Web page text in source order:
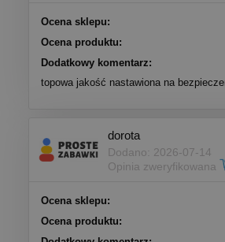
Ocena sklepu:
Ocena produktu:
Dodatkowy komentarz:
topowa jakość nastawiona na
dorota
Dodano: 2026-07-14
Opinia zweryfikowana
Ocena sklepu:
Ocena produktu: